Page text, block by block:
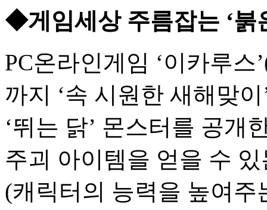
◆게임세상 주름잡는 ‘붉
PC온라인게임 ‘이카루
까지 ‘속 시원한 새해맞
‘뛰는 닭’ 몬스터를 공개
주괴 아이템을 얻을 수
(캐릭터의 능력을 높여주